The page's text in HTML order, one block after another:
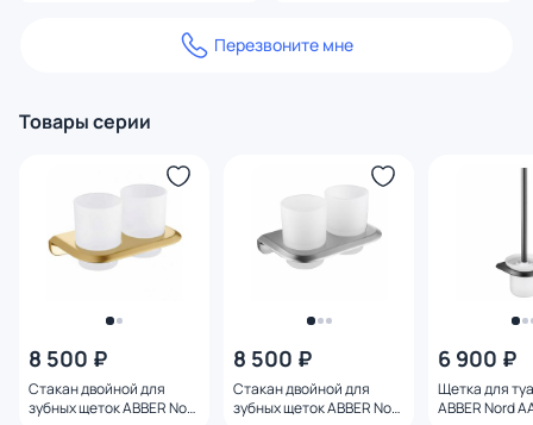
Перезвоните мне
Товары серии
8 500 ₽
Стакан двойной для
зубных щеток ABBER Nord
8 500 ₽
Стакан двойной для
зубных щеток ABBER Nord
6 900 ₽
Щетка для
ABBER Nord